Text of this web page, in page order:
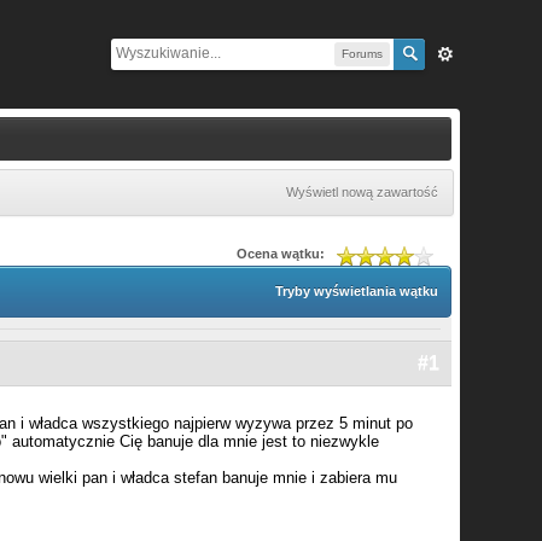
Forums
Wyświetl nową zawartość
Ocena wątku:
Tryby wyświetlania wątku
#1
i władca wszystkiego najpierw wyzywa przez 5 minut po
automatycznie Cię banuje dla mnie jest to niezwykle
wielki pan i władca stefan banuje mnie i zabiera mu